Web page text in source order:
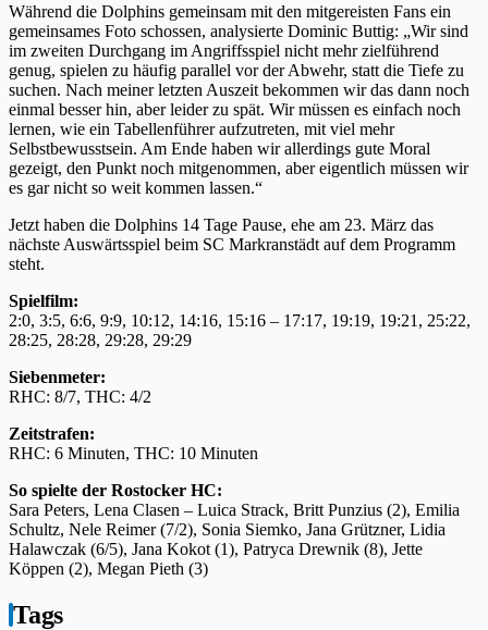
Während die Dolphins gemeinsam mit den mitgereisten Fans ein
gemeinsames Foto schossen, analysierte Dominic Buttig: „Wir sind
im zweiten Durchgang im Angriffsspiel nicht mehr zielführend
genug, spielen zu häufig parallel vor der Abwehr, statt die Tiefe zu
suchen. Nach meiner letzten Auszeit bekommen wir das dann noch
einmal besser hin, aber leider zu spät. Wir müssen es einfach noch
lernen, wie ein Tabellenführer aufzutreten, mit viel mehr
Selbstbewusstsein. Am Ende haben wir allerdings gute Moral
gezeigt, den Punkt noch mitgenommen, aber eigentlich müssen wir
es gar nicht so weit kommen lassen.“
Jetzt haben die Dolphins 14 Tage Pause, ehe am 23. März das
nächste Auswärtsspiel beim SC Markranstädt auf dem Programm
steht.
Spielfilm:
2:0, 3:5, 6:6, 9:9, 10:12, 14:16, 15:16 – 17:17, 19:19, 19:21, 25:22,
28:25, 28:28, 29:28, 29:29
Siebenmeter:
RHC: 8/7, THC: 4/2
Zeitstrafen:
RHC: 6 Minuten, THC: 10 Minuten
So spielte der Rostocker HC:
Sara Peters, Lena Clasen – Luica Strack, Britt Punzius (2), Emilia
Schultz, Nele Reimer (7/2), Sonia Siemko, Jana Grützner, Lidia
Halawczak (6/5), Jana Kokot (1), Patryca Drewnik (8), Jette
Köppen (2), Megan Pieth (3)
Tags